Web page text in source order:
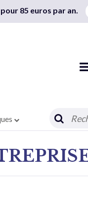
85 euros par an.